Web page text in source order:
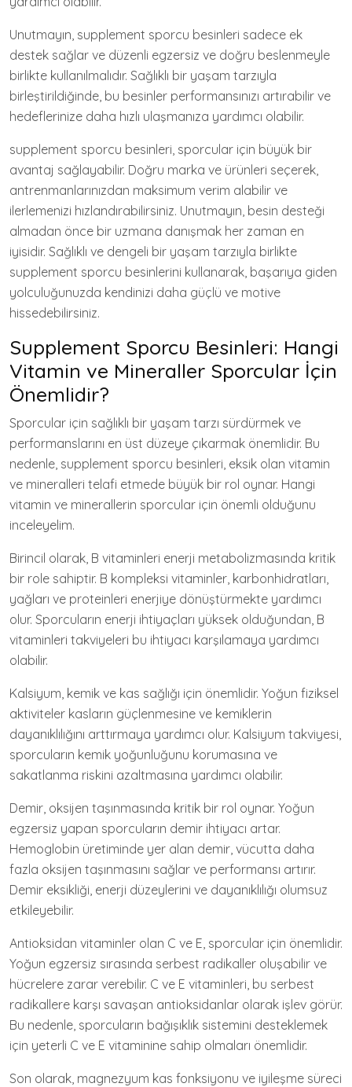
Unutmayın, supplement sporcu besinleri sadece ek
destek sağlar ve düzenli egzersiz ve doğru beslenmeyle
birlikte kullanılmalıdır. Sağlıklı bir yaşam tarzıyla
birleştirildiğinde, bu besinler performansınızı artırabilir ve
hedeflerinize daha hızlı ulaşmanıza yardımcı olabilir.
supplement sporcu besinleri, sporcular için büyük bir
avantaj sağlayabilir. Doğru marka ve ürünleri seçerek,
antrenmanlarınızdan maksimum verim alabilir ve
ilerlemenizi hızlandırabilirsiniz. Unutmayın, besin desteği
almadan önce bir uzmana danışmak her zaman en
iyisidir. Sağlıklı ve dengeli bir yaşam tarzıyla birlikte
supplement sporcu besinlerini kullanarak, başarıya giden
yolculuğunuzda kendinizi daha güçlü ve motive
hissedebilirsiniz.
Supplement Sporcu Besinleri: Hangi
Vitamin ve Mineraller Sporcular İçin
Önemlidir?
Sporcular için sağlıklı bir yaşam tarzı sürdürmek ve
performanslarını en üst düzeye çıkarmak önemlidir. Bu
nedenle, supplement sporcu besinleri, eksik olan vitamin
ve mineralleri telafi etmede büyük bir rol oynar. Hangi
vitamin ve minerallerin sporcular için önemli olduğunu
inceleyelim.
Birincil olarak, B vitaminleri enerji metabolizmasında kritik
bir role sahiptir. B kompleksi vitaminler, karbonhidratları,
yağları ve proteinleri enerjiye dönüştürmekte yardımcı
olur. Sporcuların enerji ihtiyaçları yüksek olduğundan, B
vitaminleri takviyeleri bu ihtiyacı karşılamaya yardımcı
olabilir.
Kalsiyum, kemik ve kas sağlığı için önemlidir. Yoğun fiziksel
aktiviteler kasların güçlenmesine ve kemiklerin
dayanıklılığını arttırmaya yardımcı olur. Kalsiyum takviyesi,
sporcuların kemik yoğunluğunu korumasına ve
sakatlanma riskini azaltmasına yardımcı olabilir.
Demir, oksijen taşınmasında kritik bir rol oynar. Yoğun
egzersiz yapan sporcuların demir ihtiyacı artar.
Hemoglobin üretiminde yer alan demir, vücutta daha
fazla oksijen taşınmasını sağlar ve performansı artırır.
Demir eksikliği, enerji düzeylerini ve dayanıklılığı olumsuz
etkileyebilir.
Antioksidan vitaminler olan C ve E, sporcular için önemlidir.
Yoğun egzersiz sırasında serbest radikaller oluşabilir ve
hücrelere zarar verebilir. C ve E vitaminleri, bu serbest
radikallere karşı savaşan antioksidanlar olarak işlev görür.
Bu nedenle, sporcuların bağışıklık sistemini desteklemek
için yeterli C ve E vitaminine sahip olmaları önemlidir.
Son olarak, magnezyum kas fonksiyonu ve iyileşme süreci